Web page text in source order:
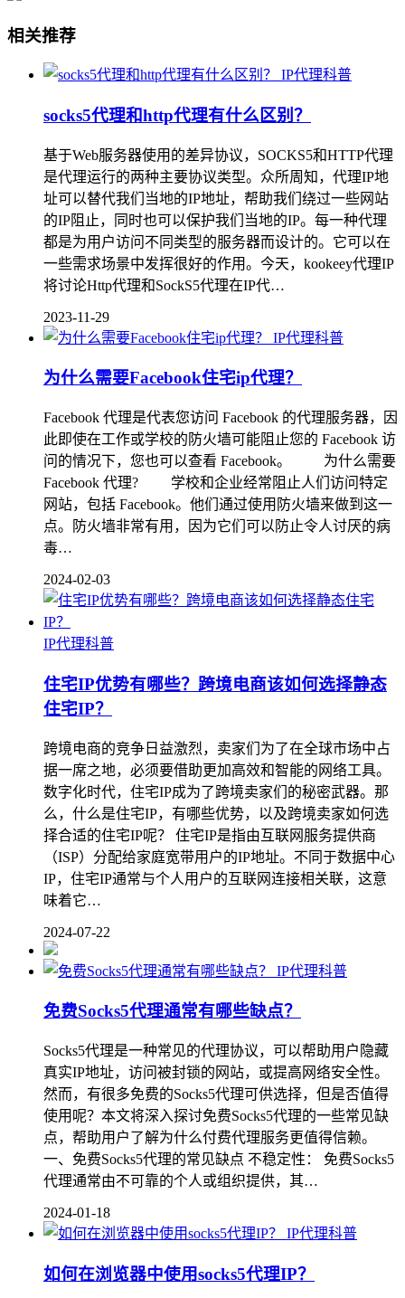
相关推荐
IP代理科普
socks5代理和http代理有什么区别？
基于Web服务器使用的差异协议，SOCKS5和HTTP代理
是代理运行的两种主要协议类型。众所周知，代理IP地
址可以替代我们当地的IP地址，帮助我们绕过一些网站
的IP阻止，同时也可以保护我们当地的IP。每一种代理
都是为用户访问不同类型的服务器而设计的。它可以在
一些需求场景中发挥很好的作用。今天，kookeey代理IP
将讨论Http代理和SockS5代理在IP代…
2023-11-29
IP代理科普
为什么需要Facebook住宅ip代理？
Facebook 代理是代表您访问 Facebook 的代理服务器，因
此即使在工作或学校的防火墙可能阻止您的 Facebook 访
问的情况下，您也可以查看 Facebook。 为什么需要
Facebook 代理? 学校和企业经常阻止人们访问特定
网站，包括 Facebook。他们通过使用防火墙来做到这一
点。防火墙非常有用，因为它们可以防止令人讨厌的病
毒…
2024-02-03
IP代理科普
住宅IP优势有哪些？跨境电商该如何选择静态
住宅IP？
跨境电商的竞争日益激烈，卖家们为了在全球市场中占
据一席之地，必须要借助更加高效和智能的网络工具。
数字化时代，住宅IP成为了跨境卖家们的秘密武器。那
么，什么是住宅IP，有哪些优势，以及跨境卖家如何选
择合适的住宅IP呢？ 住宅IP是指由互联网服务提供商
（ISP）分配给家庭宽带用户的IP地址。不同于数据中心
IP，住宅IP通常与个人用户的互联网连接相关联，这意
味着它…
2024-07-22
IP代理科普
免费Socks5代理通常有哪些缺点？
Socks5代理是一种常见的代理协议，可以帮助用户隐藏
真实IP地址，访问被封锁的网站，或提高网络安全性。
然而，有很多免费的Socks5代理可供选择，但是否值得
使用呢？本文将深入探讨免费Socks5代理的一些常见缺
点，帮助用户了解为什么付费代理服务更值得信赖。
一、免费Socks5代理的常见缺点 不稳定性： 免费Socks5
代理通常由不可靠的个人或组织提供，其…
2024-01-18
IP代理科普
如何在浏览器中使用socks5代理IP？